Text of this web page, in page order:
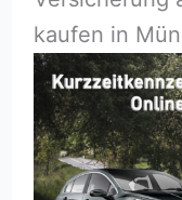
kaufen in